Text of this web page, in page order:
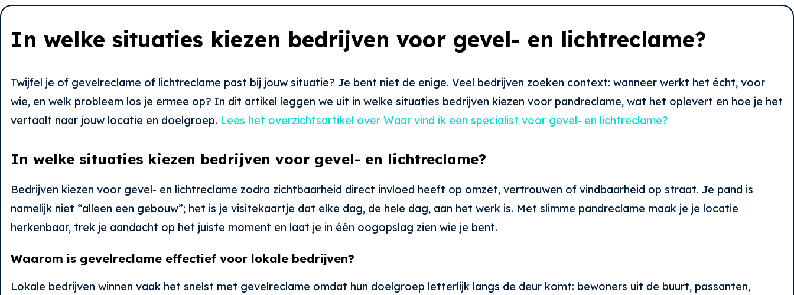
0527-858580
Ecopark 63, 8305 BJ, Emmeloord
In welke situaties kiezen bedrijven voor gevel- en lichtreclame?
Twijfel je of gevelreclame of lichtreclame past bij jouw situatie? Je bent niet de enige. Veel bedrijven zoeken context: wanneer werkt het écht, voor
wie, en welk probleem los je ermee op? In dit artikel leggen we uit in welke situaties bedrijven kiezen voor pandreclame, wat het oplevert en hoe je het
vertaalt naar jouw locatie en doelgroep. Lees het overzichtsartikel over Waar vind ik een specialist voor gevel- en lichtreclame?
In welke situaties kiezen bedrijven voor gevel- en lichtreclame?
Bedrijven kiezen voor gevel- en lichtreclame zodra zichtbaarheid direct invloed heeft op omzet, vertrouwen of vindbaarheid op straat. Je pand is
namelijk niet “alleen een gebouw”; het is je visitekaartje dat elke dag, de hele dag, aan het werk is. Met slimme pandreclame maak je je locatie
herkenbaar, trek je aandacht op het juiste moment en laat je in één oogopslag zien wie je bent.
Waarom is gevelreclame effectief voor lokale bedrijven?
Lokale bedrijven winnen vaak het snelst met gevelreclame omdat hun doelgroep letterlijk langs de deur komt: bewoners uit de buurt, passanten,